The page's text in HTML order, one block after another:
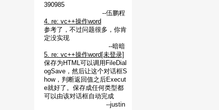
390985
--伍鹏程
4. re: vc++操作word
参考了，不过问题很多，你肯
定没实现
--暗暗
5. re: vc++操作word[未登录]
保存为HTML可以调用FileDial
ogSave，然后让这个对话框S
how，判断返回值之后Execut
e就好了。保存成任何类型都
可以由该对话框自动完成
--justin